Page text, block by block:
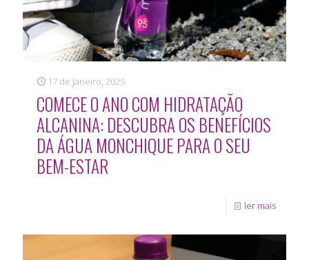
17 de Janeiro, 2025
COMECE O ANO COM HIDRATAÇÃO
ALCANINA: DESCUBRA OS BENEFÍCIOS
DA ÁGUA MONCHIQUE PARA O SEU
BEM-ESTAR
ler mais